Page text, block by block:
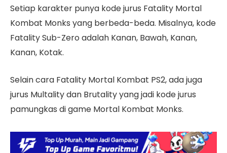
Setiap karakter punya kode jurus Fatality Mortal
Kombat Monks yang berbeda-beda. Misalnya, kode
Fatality Sub-Zero adalah Kanan, Bawah, Kanan,
Kanan, Kotak.
Selain cara Fatality Mortal Kombat PS2, ada juga
jurus Multality dan Brutality yang jadi kode jurus
pamungkas di game Mortal Kombat Monks.